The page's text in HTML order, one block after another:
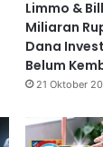
Limmo &
Miliaran
Dana
Belum
21 Oktober